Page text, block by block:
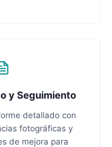
y Seguimiento
detallado con
fotográficas y
de mejora para